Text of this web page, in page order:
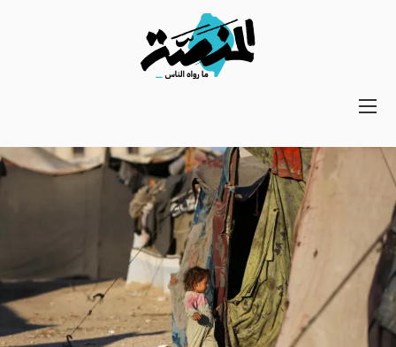
Main
Secondary
Navigation